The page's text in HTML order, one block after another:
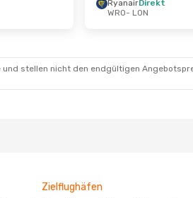
- Sa., 22. Aug.
LON
- WRO
RyanairDirekt
WRO- LON
stellen nicht den endgültigen
Zielflughäfen